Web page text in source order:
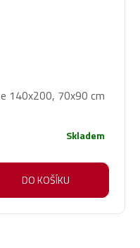
140x200, 70x90 cm
Skladem
DO KOŠÍKU